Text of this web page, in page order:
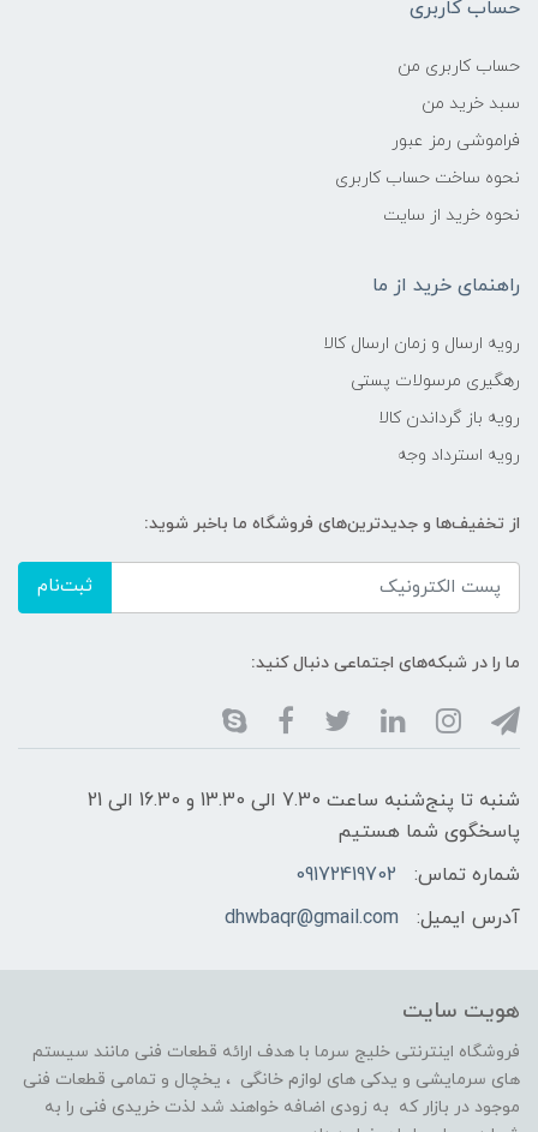
حساب کاربری
حساب کاربری من
سبد خرید من
فراموشی رمز عبور
نحوه ساخت حساب کاربری
نحوه خرید از سایت
راهنمای خرید از ما
رویه ارسال و زمان ارسال کالا
رهگیری مرسولات پستی
رویه باز گرداندن کالا
رویه استرداد وجه
از تخفیف‌ها و جدیدترین‌های فروشگاه ما باخبر شوید:
ثبت‌نام
ما را در شبکه‌های اجتماعی دنبال کنید:
شنبه تا پنج‌شنبه ساعت 7.30 الی 13.30 و 16.30 الی 21
پاسخگوی شما هستیم
شماره تماس:
09172419702
آدرس ایمیل:
dhwbaqr@gmail.com
هویت سایت
فروشگاه اینترنتی خلیج سرما با هدف ارائه قطعات فنی مانند سیستم
های سرمایشی و یدکی های لوازم خانگی ، یخچال و تمامی قطعات فنی
موجود در بازار که به زودی اضافه خواهند شد لذت خریدی فنی را به